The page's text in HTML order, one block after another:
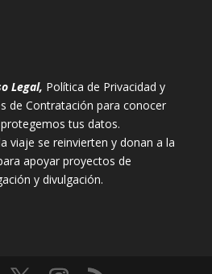
Legal, Política de Privacidad y
de Contratación para conocer
tus datos.
viaje se reinvierten y donan a la
apoyar proyectos de
y divulgación.